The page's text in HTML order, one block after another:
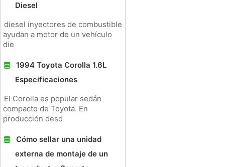
Diesel
diesel inyectores de combustible
ayudan a motor de un vehículo
die
1994 Toyota Corolla 1.6L
Especificaciones
El Corolla es popular sedán
compacto de Toyota. En
producción desd
Cómo sellar una unidad
externa de montaje de un